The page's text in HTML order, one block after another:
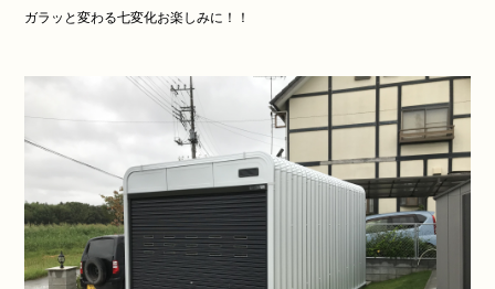
ガラッと変わる七変化お楽しみに！！